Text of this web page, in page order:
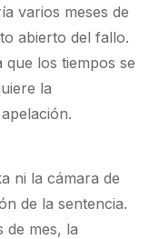
varios meses de
abierto del fallo.
los tiempos se
la
ni la cámara de
de la sentencia.
de mes, la